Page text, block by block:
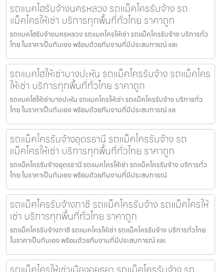
รถแบคโฮรับจ้างนครหลวง รถแม็คโครรับจ้าง รถ
แม็คโครให้เช่า บริการทุกพื้นที่ทั่วไทย ราคาถูก
รถแบคโฮรับจ้างนครหลวง รถแมคโครให้เช่า รถแม็คโครรับจ้าง บริการทั่ว
ไทย ในราคาเป็นกันเอง พร้อมด้วยทีมงานที่มีประสบการณ์ และ
รถแบคโฮให้เช่าบางปะหัน รถแม็คโครรับจ้าง รถแม็คโคร
ให้เช่า บริการทุกพื้นที่ทั่วไทย ราคาถูก
รถแบคโฮให้เช่าบางปะหัน รถแมคโครให้เช่า รถแม็คโครรับจ้าง บริการทั่ว
ไทย ในราคาเป็นกันเอง พร้อมด้วยทีมงานที่มีประสบการณ์ แล
รถแม็คโครรับจ้างอุดรธานี รถแม็คโครรับจ้าง รถ
แม็คโครให้เช่า บริการทุกพื้นที่ทั่วไทย ราคาถูก
รถแม็คโครรับจ้างอุดรธานี รถแมคโครให้เช่า รถแม็คโครรับจ้าง บริการทั่ว
ไทย ในราคาเป็นกันเอง พร้อมด้วยทีมงานที่มีประสบการณ์
รถแม็คโครรับจ้างภาชี รถแม็คโครรับจ้าง รถแม็คโครให้
เช่า บริการทุกพื้นที่ทั่วไทย ราคาถูก
รถแม็คโครรับจ้างภาชี รถแมคโครให้เช่า รถแม็คโครรับจ้าง บริการทั่วไทย
ในราคาเป็นกันเอง พร้อมด้วยทีมงานที่มีประสบการณ์ และ